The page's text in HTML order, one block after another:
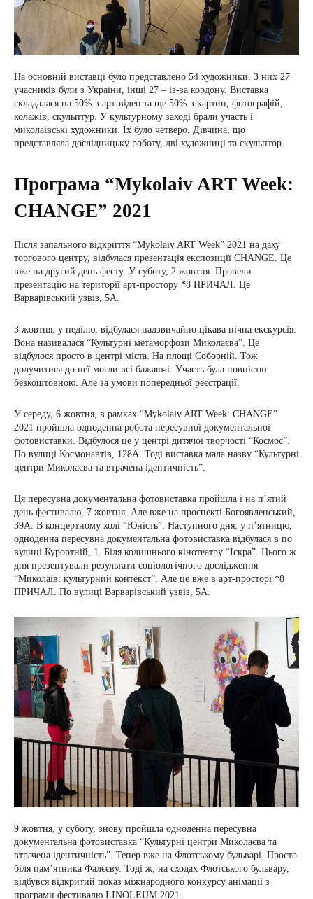
На основній виставці було представлено 54 художники. З них 27
учасників були з України, інші 27 – із-за кордону. Виставка
складалася на 50% з арт-відео та ще 50% з картин, фотографій,
колажів, скульптур. У культурному заході брали участь і
миколаївські художники. Їх було четверо. Дівчина, що
представляла дослідницьку роботу, дві художниці та скульптор.
Програма “Mykolaiv ART Week:
CHANGE” 2021
Після запального відкриття “Mykolaiv ART Week” 2021 на даху
торгового центру, відбулася презентація експозиції CHANGE. Це
вже на другий день фесту. У суботу, 2 жовтня. Провели
презентацію на території арт-простору *8 ПРИЧАЛ. Це
Варварівський узвіз, 5А.
3 жовтня, у неділю, відбулася надзвичайно цікава нічна екскурсія.
Вона називалася “Культурні метаморфози Миколаєва”. Це
відбулося просто в центрі міста. На площі Соборній. Тож
долучитися до неї могли всі бажаючі. Участь була повністю
безкоштовною. Але за умови попередньої реєстрації.
У середу, 6 жовтня, в рамках “Mykolaiv ART Week: CHANGE”
2021 пройшла одноденна робота пересувної документальної
фотовиставки. Відбулося це у центрі дитячої творчості “Космос”.
По вулиці Космонавтів, 128А. Тоді виставка мала назву “Культурні
центри Миколаєва та втрачена ідентичність”.
Ця пересувна документальна фотовиставка пройшла і на п’ятий
день фестивалю, 7 жовтня. Але вже на проспекті Богоявленський,
39А. В концертному холі “Юність”. Наступного дня, у п’ятницю,
одноденна пересувна документальна фотовиставка відбулася в по
вулиці Курортній, 1. Біля колишнього кінотеатру “Іскра”. Цього ж
дня презентували результати соціологічного дослідження
“Миколаїв: культурний контекст”. Але це вже в арт-просторі *8
ПРИЧАЛ. По вулиці Варварівський узвіз, 5А.
9 жовтня, у суботу, знову пройшла одноденна пересувна
документальна фотовиставка “Культурні центри Миколаєва та
втрачена ідентичність”. Тепер вже на Флотському бульварі. Просто
біля пам’ятника Фалєєву. Тоді ж, на сходах Флотського бульвару,
відбувся відкритий показ міжнародного конкурсу анімації з
програми фестивалю LINOLEUM 2021.